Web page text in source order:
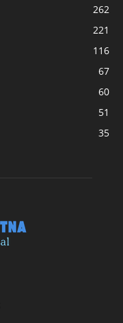
262
221
116
67
60
51
35